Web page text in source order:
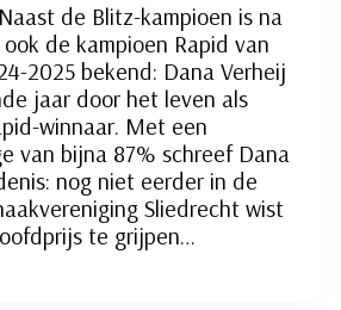
Naast de Blitz-kampioen is na
de kampioen Rapid van
2025 bekend: Dana Verheij
jaar door het leven als
winnaar. Met een
van bijna 87% schreef Dana
nog niet eerder in de
Sliedrecht wist
te grijpen…